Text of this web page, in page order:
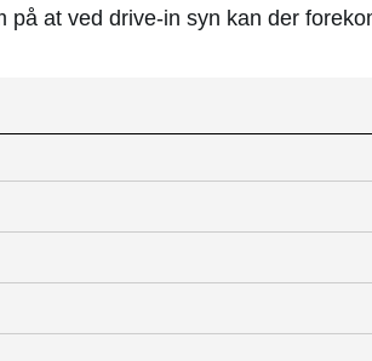
at ved drive-in syn kan der